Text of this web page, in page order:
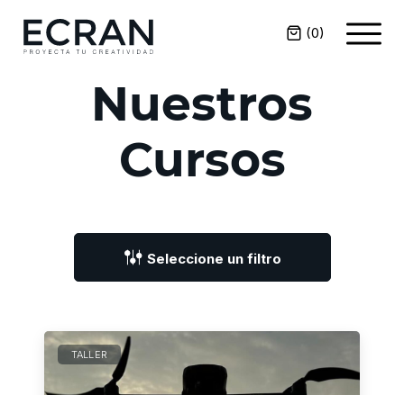
(0)
Nuestros
Cursos
Seleccione un filtro
TALLER